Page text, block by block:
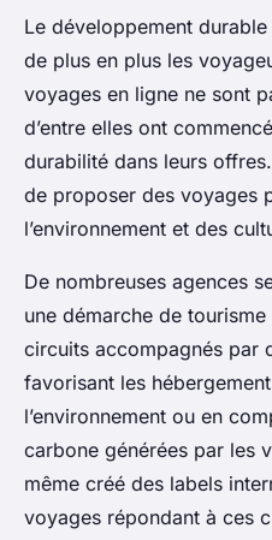
Le développement
de plus en plus les
voyages en ligne ne sont
d’entre elles ont
durabilité dans leurs
de proposer des voyages
l’environnement et des
De nombreuses agences
une démarche de
circuits accompagnés par
favorisant les
l’environnement ou en
carbone générées par les
même créé des labels
voyages répondant à ces